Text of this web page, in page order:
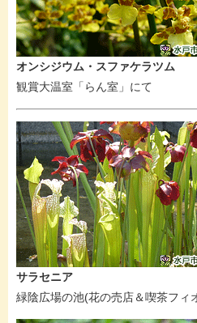
オンシジウム・スファケラツム
観賞大温室「らん室」にて
サラセニア
緑陰広場の池(花の売店＆喫茶フィ